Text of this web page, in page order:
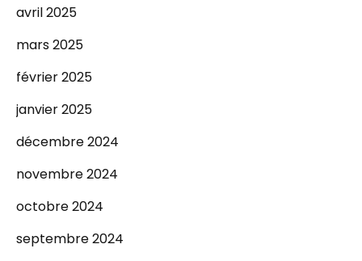
avril 2025
mars 2025
février 2025
janvier 2025
décembre 2024
novembre 2024
octobre 2024
septembre 2024